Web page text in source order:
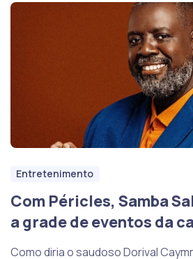
Entretenimento
Com Péricles, Samba
a grade de eventos da
Como diria o saudoso Dorival